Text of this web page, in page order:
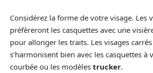
Considérez la forme de votre visage. Les
préfèreront les casquettes avec une
pour allonger les traits. Les visages carrés
s’harmonisent bien avec les casquettes à
courbée ou les modèles trucker.